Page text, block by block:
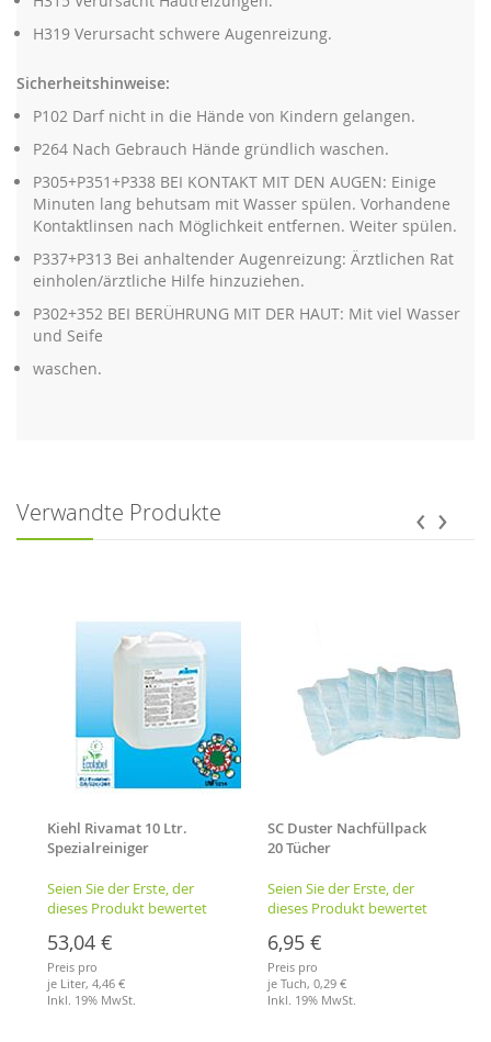
H319 Verursacht schwere Augenreizung.
Sicherheitshinweise:
P102 Darf nicht in die Hände von Kindern gelangen.
P264 Nach Gebrauch Hände gründlich waschen.
P305+P351+P338 BEI KONTAKT MIT DEN AUGEN: Einige
Minuten lang behutsam mit Wasser spülen. Vorhandene
Kontaktlinsen nach Möglichkeit entfernen. Weiter spülen.
P337+P313 Bei anhaltender Augenreizung: Ärztlichen Rat
einholen/ärztliche Hilfe hinzuziehen.
P302+352 BEI BERÜHRUNG MIT DER HAUT: Mit viel Wasser
und Seife
waschen.
Verwandte Produkte
Kiehl Rivamat 10 Ltr.
Spezialreiniger
Seien Sie der Erste, der
dieses Produkt bewertet
53,04 €
Preis pro
je Liter,4,46 €
Inkl. 19% MwSt.
SC Duster Nachfüllpack
20 Tücher
Seien Sie der Erste, der
dieses Produkt bewertet
6,95 €
Preis pro
je Tuch,0,29 €
Inkl. 19% MwSt.
‹ ›